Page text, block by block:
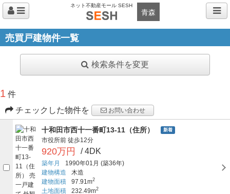
ネット不動産モール SESH
青森
売買戸建物件一覧
検索条件を変更
1 件
チェックした物件を
お問い合わせ
十和田市西十一番町13-11（住所） 新着
市役所前 徒歩12分
920万円 / 4DK
築年月 1990年01月 (築36年)
建物構造
木造
建物面積
97.91m2
土地面積 232.49m2